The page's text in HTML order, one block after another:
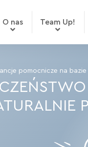
O nas Team Up!
pomocnicze na